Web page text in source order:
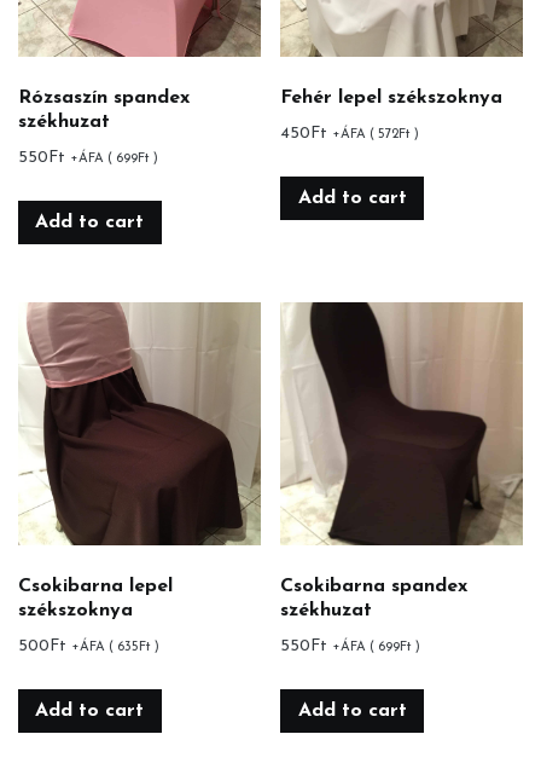
Rózsaszín spandex
székhuzat
550 Ft +ÁFA ( 699Ft )
Add to cart
Fehér lepel székszoknya
450 Ft +ÁFA (572Ft )
Add to cart
Csokibarna lepel
székszoknya
500 Ft +ÁFA ( 635 Ft )
Add to cart
Csokibarna spandex
székhuzat
550 Ft +ÁFA ( 699Ft )
Add to cart